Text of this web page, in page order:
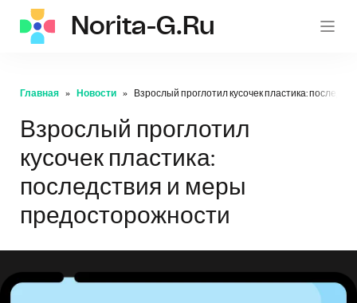
Norita-G.ru
Главная Новости Взрослый проглотил кусочек пластика:
Взрослый проглотил
кусочек пластика:
последствия и меры
предосторожности